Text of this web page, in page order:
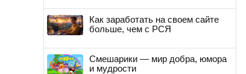
Как заработать на своем сайте
больше, чем с РСЯ
Смешарики — мир добра, юмора
и мудрости